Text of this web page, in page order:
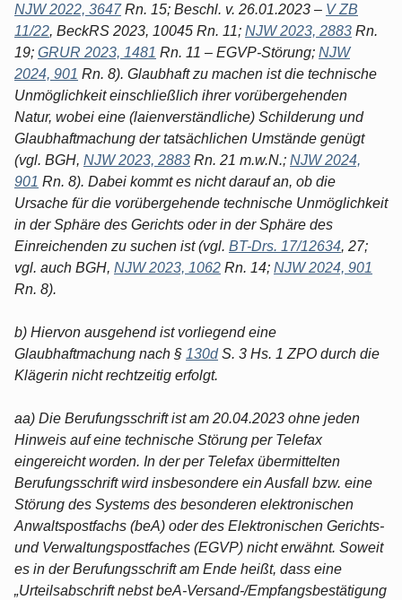
NJW 2022, 3647Rn. 15; Beschl. v. 26.01.2023 – V ZB
11/22, BeckRS 2023, 10045 Rn. 11; NJW 2023, 2883 Rn.
19; GRUR 2023, 1481 Rn. 11 – EGVP-Störung; NJW
2024, 901 Rn. 8). Glaubhaft zu machen ist die technische
Unmöglichkeit einschließlich ihrer vorübergehenden
Natur, wobei eine (laienverständliche) Schilderung und
Glaubhaftmachung der tatsächlichen Umstände genügt
(vgl. BGH, NJW 2023, 2883 Rn. 21 m.w.N.; NJW 2024,
901 Rn. 8). Dabei kommt es nicht darauf an, ob die
Ursache für die vorübergehende technische Unmöglichkeit
in der Sphäre des Gerichts oder in der Sphäre des
Einreichenden zu suchen ist (vgl. BT-Drs. 17/12634, 27;
vgl. auch BGH, NJW 2023, 1062 Rn. 14; NJW 2024, 901
Rn. 8).
b) Hiervon ausgehend ist vorliegend eine
Glaubhaftmachung nach § 130dS. 3 Hs. 1 ZPO durch die
Klägerin nicht rechtzeitig erfolgt.
aa) Die Berufungsschrift ist am 20.04.2023 ohne jeden
Hinweis auf eine technische Störung per Telefax
eingereicht worden. In der per Telefax übermittelten
Berufungsschrift wird insbesondere ein Ausfall bzw. eine
Störung des Systems des besonderen elektronischen
Anwaltspostfachs (beA) oder des Elektronischen Gerichts-
und Verwaltungspostfaches (EGVP) nicht erwähnt. Soweit
es in der Berufungsschrift am Ende heißt, dass eine
„Urteilsabschrift nebst beA-Versand-/Empfangsbestätigung